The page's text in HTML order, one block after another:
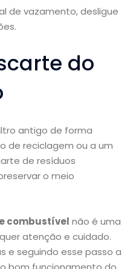
de vazamento, desligue
do
antigo de forma
de reciclagem ou a um
de resíduos
o meio
combustível não é uma
atenção e cuidado.
e seguindo esse passo a